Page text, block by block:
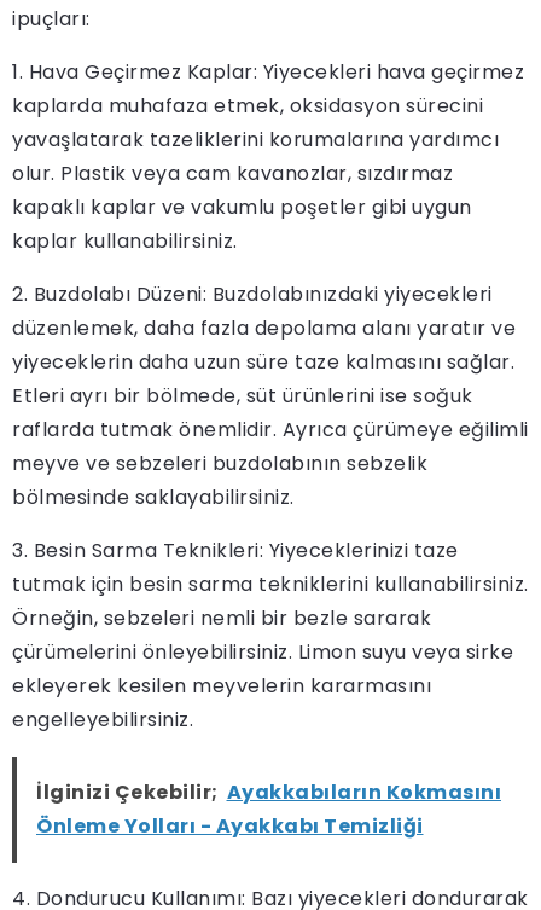
ipuçları:
1. Hava Geçirmez Kaplar: Yiyecekleri hava geçirmez
kaplarda muhafaza etmek, oksidasyon sürecini
yavaşlatarak tazeliklerini korumalarına yardımcı
olur. Plastik veya cam kavanozlar, sızdırmaz
kapaklı kaplar ve vakumlu poşetler gibi uygun
kaplar kullanabilirsiniz.
2. Buzdolabı Düzeni: Buzdolabınızdaki yiyecekleri
düzenlemek, daha fazla depolama alanı yaratır ve
yiyeceklerin daha uzun süre taze kalmasını sağlar.
Etleri ayrı bir bölmede, süt ürünlerini ise soğuk
raflarda tutmak önemlidir. Ayrıca çürümeye eğilimli
meyve ve sebzeleri buzdolabının sebzelik
bölmesinde saklayabilirsiniz.
3. Besin Sarma Teknikleri: Yiyeceklerinizi taze
tutmak için besin sarma tekniklerini kullanabilirsiniz.
Örneğin, sebzeleri nemli bir bezle sararak
çürümelerini önleyebilirsiniz. Limon suyu veya sirke
ekleyerek kesilen meyvelerin kararmasını
engelleyebilirsiniz.
İlginizi Çekebilir; Ayakkabıların Kokmasını
Önleme Yolları - Ayakkabı Temizliği
4. Dondurucu Kullanımı: Bazı yiyecekleri dondurarak